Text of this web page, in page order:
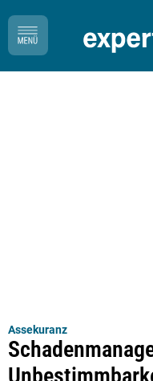
Assekuranz